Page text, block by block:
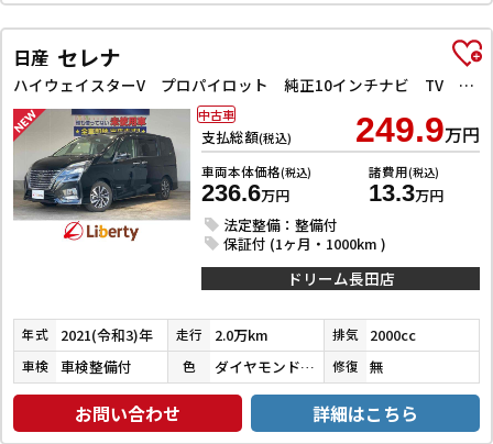
日産 セレナ
ハイウェイスターV プロパイロット 純正10インチナビ TV Bluetooth対応 アラウンドビューモニター 両側自動ドア 電子パーキング クルーズコントロール LEDヘッドライト 革巻きステアリング スマートキー
支払総額(税込) 249.9万円
車両本体価格(税込)
236.6万円
諸費用(税込)
13.3万円
法定整備：整備付
保証付 (1ヶ月・1000km )
中古車
ドリーム長田店
年式 2021(令和3)年 走行 2.0万km 排気 2000cc
車検 車検整備付 色 ダイヤモンドブラックパール 修復 無
お問い合わせ 詳細はこちら